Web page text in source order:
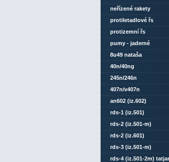
neřízené rakety
protiletadlové řs
protizemní řs
pumy - jaderné
8u49 nataša
40n/40ng
245n/246n
407n/v407n
an602 (iz.602)
rds-1 (iz.501)
rds-2 (iz.501-m)
rds-2 (iz.601)
rds-3 (iz.501-m)
rds-4 (iz.501-2m)